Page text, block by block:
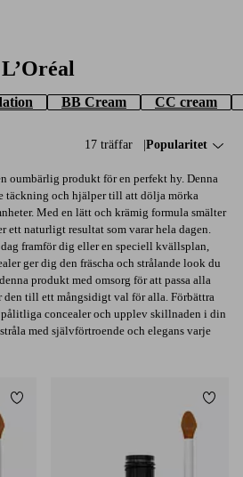
BB Cream CC cream
17 träffar Sortera på:
Popularitet
oumbärlig produkt för en perfekt hy. Denna
täckning och hjälper till att dölja mörka
Med en lätt och krämig formula smälter
ett naturligt resultat som varar hela dagen.
framför dig eller en speciell kvällsplan,
ger dig den fräscha och strålande look du
produkt med omsorg för att passa alla
till ett mångsidigt val för alla. Förbättra
concealer och upplev skillnaden i din
med självförtroende och elegans varje
Lägg till i favoriter